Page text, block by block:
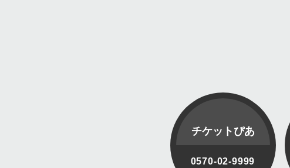
チケットぴあ
0570-02-9999